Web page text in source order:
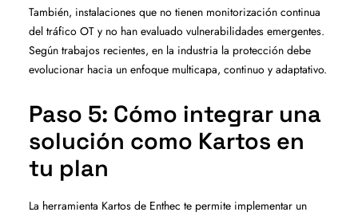
También, instalaciones que no tienen monitorización continua
del tráfico OT y no han evaluado vulnerabilidades emergentes.
Según trabajos recientes, en la industria la protección debe
evolucionar hacia un enfoque multicapa, continuo y adaptativo.
Paso 5: Cómo integrar una
solución como Kartos en
tu plan
La herramienta Kartos de Enthec te permite implementar un